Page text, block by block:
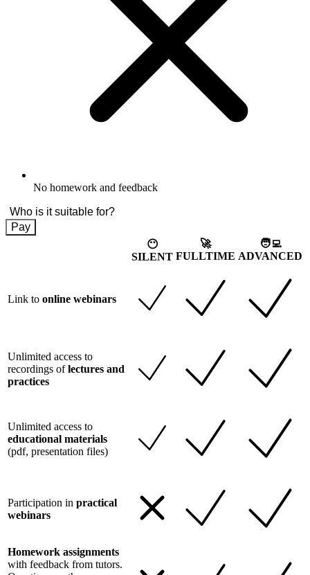
No homework and feedback
Who is it suitable for?
Pay
😶
SILENT
🚀
FULLTIME
🧑‍💻
ADVANCED
Link to online webinars
Unlimited access to
recordings oflectures and
practices
Unlimited access to
educational materials
(pdf, presentation files)
Participation in practical
webinars
Homework assignments
with feedback from tutors.